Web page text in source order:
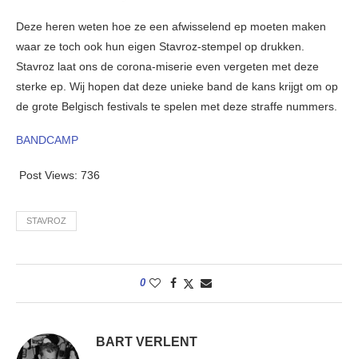
Deze heren weten hoe ze een afwisselend ep moeten maken
waar ze toch ook hun eigen Stavroz-stempel op drukken.
Stavroz laat ons de corona-miserie even vergeten met deze
sterke ep. Wij hopen dat deze unieke band de kans krijgt om op
de grote Belgisch festivals te spelen met deze straffe nummers.
BANDCAMP
Post Views: 736
STAVROZ
0
BART VERLENT